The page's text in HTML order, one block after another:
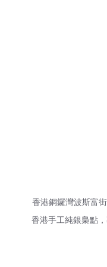
香港銅鑼灣波斯富
香港手工純銀梟點